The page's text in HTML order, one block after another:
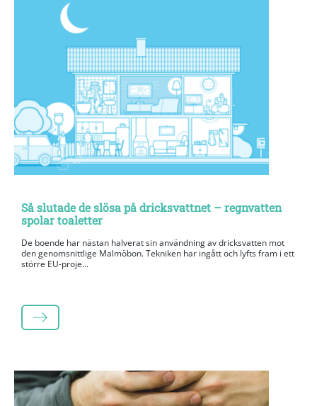
Så slutade de slösa på dricksvattnet – regnvatten
spolar toaletter
De boende har nästan halverat sin användning av dricksvatten mot
den genomsnittlige Malmöbon. Tekniken har ingått och lyfts fram i ett
större EU-proje...
LÄS MER